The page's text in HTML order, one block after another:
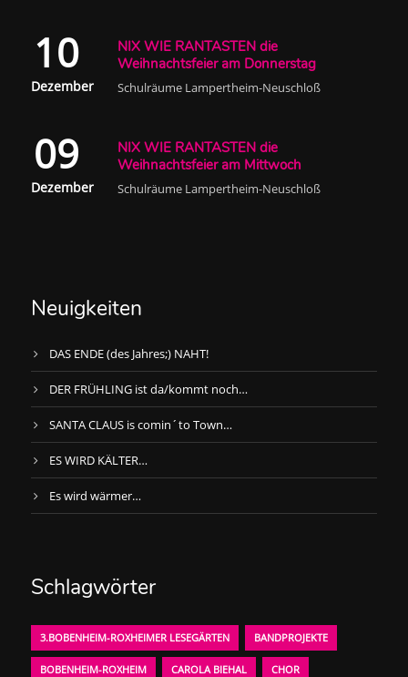
10
Dezember
NIX WIE RANTASTEN die
Weihnachtsfeier am Donnerstag
Schulräume Lampertheim-Neuschloß
09
Dezember
NIX WIE RANTASTEN die
Weihnachtsfeier am Mittwoch
Schulräume Lampertheim-Neuschloß
Neuigkeiten
DAS ENDE (des Jahres;) NAHT!
DER FRÜHLING ist da/kommt noch…
SANTA CLAUS is comin´to Town…
ES WIRD KÄLTER…
Es wird wärmer…
Schlagwörter
3.BOBENHEIM-ROXHEIMER LESEGÄRTEN BANDPROJEKTE
BOBENHEIM-ROXHEIM CAROLA BIEHAL CHOR